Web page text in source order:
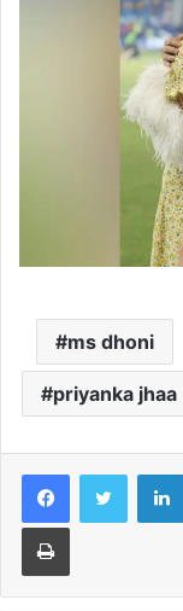
ms dhoni
priyanka jhaa
Print